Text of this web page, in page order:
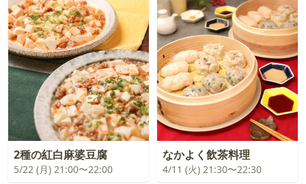
2種の紅白麻婆豆腐
5/22 (月) 21:00〜22:00
なかよく飲茶料理
4/11 (火) 21:30〜22:30